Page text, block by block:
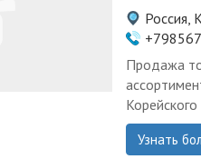
Россия,
Продажа
Узнать